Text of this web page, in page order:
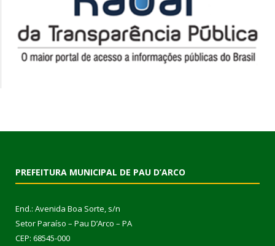
PREFEITURA MUNICIPAL DE PAU D’ARCO
End.: Avenida Boa Sorte, s/n
Setor Paraíso – Pau D’Arco – PA
CEP: 68545-000